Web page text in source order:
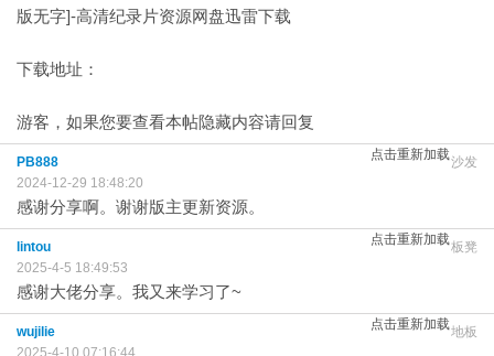
版无字]-高清纪录片资源网盘迅雷下载
下载地址：
游客，如果您要查看本帖隐藏内容请回复
点击重新加载沙发
PB888
2024-12-29 18:48:20
感谢分享啊。谢谢版主更新资源。
点击重新加载板凳
lintou
2025-4-5 18:49:53
感谢大佬分享。我又来学习了~
点击重新加载地板
wujilie
2025-4-10 07:16:44